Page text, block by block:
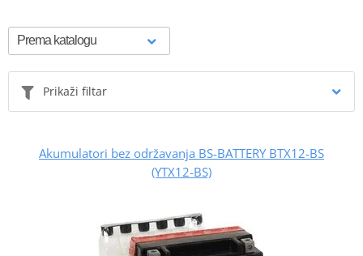
Prikaži filtar
Akumulatori bez održavanja BS-BATTERY BTX12-BS
(YTX12-BS)